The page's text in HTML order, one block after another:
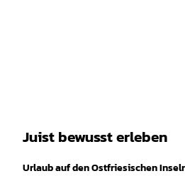
Juist bewusst erleben
Urlaub auf den Ostfriesischen